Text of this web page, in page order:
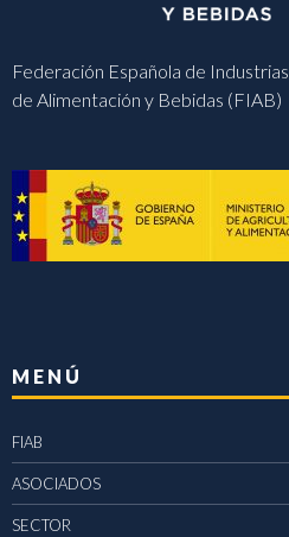
Federación Española de Industrias
de Alimentación y Bebidas (FIAB)
MENÚ
FIAB
ASOCIADOS
SECTOR